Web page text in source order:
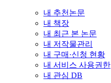
내 추천논문
내 책장
내 최근 본 논문
내 저작물관리
내 구매·신청 현황
내 서비스 사용권한
내 관심 DB